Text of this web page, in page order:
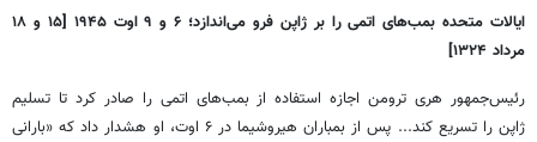
ایالات متحده بمب‌های اتمی را بر ژاپن فرو می‌اندازد؛ ۶ و ۹ اوت ۱۹۴۵ [۱۵ و ۱۸
مرداد ۱۳۲۴]
رئیس‌جمهور هری ترومن اجازه استفاده از بمب‌های اتمی را صادر کرد تا تسلیم
ژاپن را تسریع کند... پس از بمباران هیروشیما در ۶ اوت، او هشدار داد که «بارانی